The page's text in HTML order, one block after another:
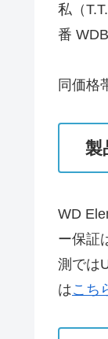
私（
番
同価格
製
WD
ー保証
測では
はこち